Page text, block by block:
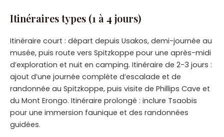
Itinéraires types (1 à 4 jours)
Itinéraire court : départ depuis Usakos, demi-journée au
musée, puis route vers Spitzkoppe pour une après-midi
d’exploration et nuit en camping. Itinéraire de 2-3 jours :
ajout d’une journée complète d’escalade et de
randonnée au Spitzkoppe, puis visite de Phillips Cave et
du Mont Erongo. Itinéraire prolongé : inclure Tsaobis
pour une immersion faunique et des randonnées
guidées.